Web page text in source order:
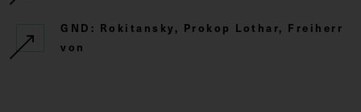
GND: Rokitansky, Prokop Lothar, Freiherr
von